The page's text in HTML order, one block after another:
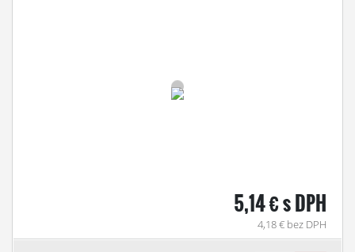
5,14 € s DPH
4,18 € bez DPH